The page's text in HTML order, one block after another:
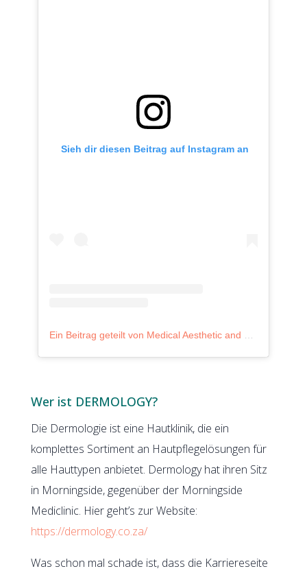
Sieh dir diesen Beitrag auf Instagram an
Wer ist DERMOLOGY?
Die Dermologie ist eine Hautklinik, die ein
komplettes Sortiment an Hautpflegelösungen für
alle Hauttypen anbietet. Dermology hat ihren Sitz
in Morningside, gegenüber der Morningside
Mediclinic. Hier geht’s zur Website:
https://dermology.co.za/
Was schon mal schade ist, dass die Karriereseite